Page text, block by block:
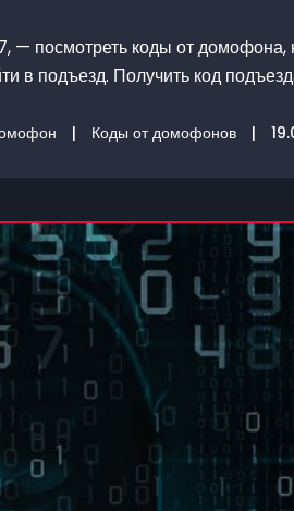
посмотреть коды от домофона,
в подъезд. Получить код
| Коды от домофонов |